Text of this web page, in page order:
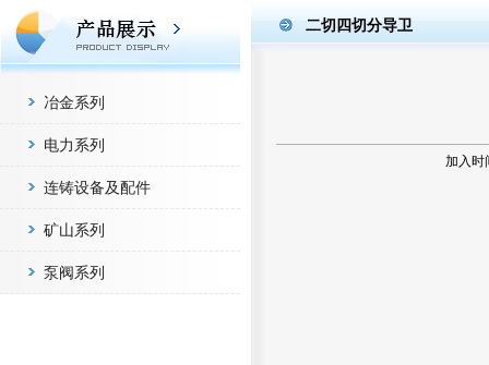
冶金系列
电力系列
连铸设备及配件
矿山系列
泵阀系列
二切四切分导卫
加入